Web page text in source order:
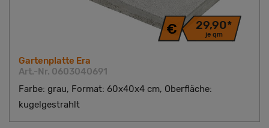
29,90*
je qm
Gartenplatte Era
Art.-Nr. 0603040691
Farbe: grau, Format: 60x40x4 cm, Oberfläche:
kugelgestrahlt